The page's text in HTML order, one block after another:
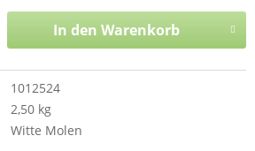
In den Warenkorb
1012524
2,50 kg
Witte Molen